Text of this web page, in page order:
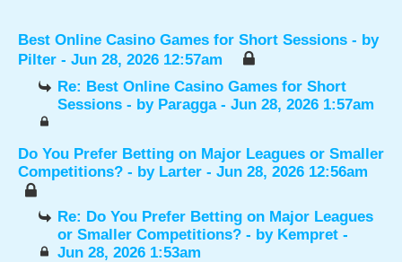
Best Online Casino Games for Short Sessions - by
Pilter - Jun 28, 2026 12:57am
Re: Best Online Casino Games for Short
Sessions - by Paragga- Jun 28, 2026 1:57am
Do You Prefer Betting on Major Leagues or Smaller
Competitions? - by Larter - Jun 28, 2026 12:56am
Re: Do You Prefer Betting on Major Leagues
or Smaller Competitions? - by Kempret -
Jun 28, 2026 1:53am